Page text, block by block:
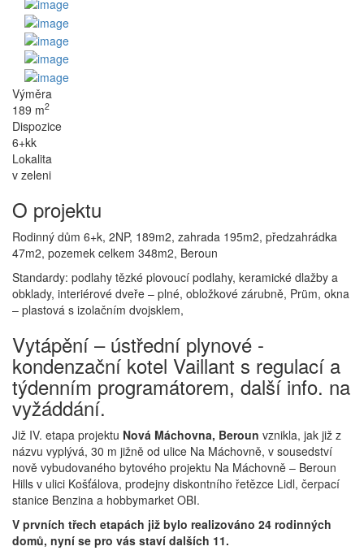
Výměra
189 m2
Dispozice
6+kk
Lokalita
v zeleni
O projektu
Rodinný dům 6+k, 2NP, 189m2, zahrada 195m2, předzahrádka
47m2, pozemek celkem 348m2, Beroun
Standardy: podlahy tězké plovoucí podlahy, keramické dlažby a
obklady, interiérové dveře – plné, obložkové zárubně, Prüm, okna
– plastová s izolačním dvojsklem,
Vytápění – ústřední plynové -
kondenzační kotel Vaillant s regulací a
týdenním programátorem, další info. na
vyžáddání.
Již IV. etapa projektu Nová Máchovna, Beroun vznikla, jak již z
názvu vyplývá, 30 m jižně od ulice Na Máchovně, v sousedství
nově vybudovaného bytového projektu Na Máchovně – Beroun
Hills v ulici Košťálova, prodejny diskontního řetězce Lidl, čerpací
stanice Benzina a hobbymarket OBI.
V prvních třech etapách již bylo realizováno 24 rodinných
domů, nyní se pro vás staví dalších 11.